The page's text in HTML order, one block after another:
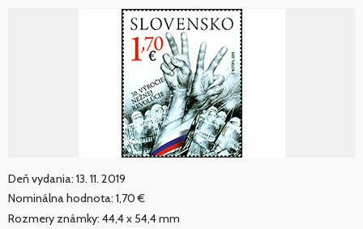
Deň vydania: 13. 11. 2019
Nominálna hodnota: 1,70 €
Rozmery známky: 44,4 x 54,4 mm